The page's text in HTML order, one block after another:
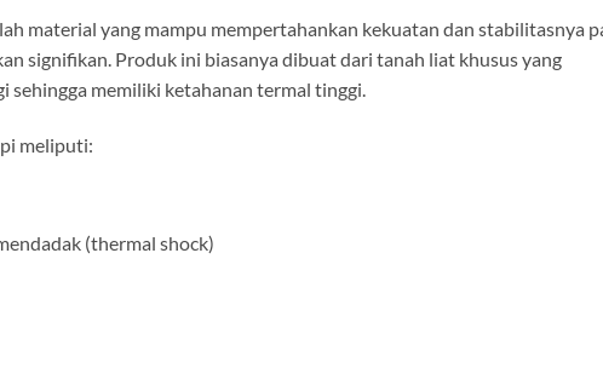
material yang mampu mempertahankan kekuatan dan stabilitasnya
signifikan. Produk ini biasanya dibuat dari tanah liat khusus yang
sehingga memiliki ketahanan termal tinggi.
meliputi:
(thermal shock)